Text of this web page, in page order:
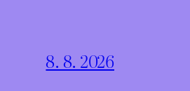
8. 8. 2026